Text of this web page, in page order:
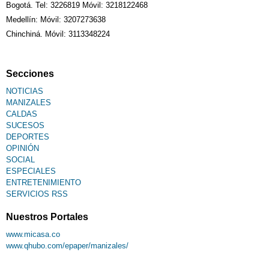
Bogotá. Tel: 3226819 Móvil: 3218122468
Medellín: Móvil: 3207273638
Chinchiná. Móvil: 3113348224
Secciones
NOTICIAS
MANIZALES
CALDAS
SUCESOS
DEPORTES
OPINIÓN
SOCIAL
ESPECIALES
ENTRETENIMIENTO
SERVICIOS RSS
Nuestros Portales
www.micasa.co
www.qhubo.com/epaper/manizales/